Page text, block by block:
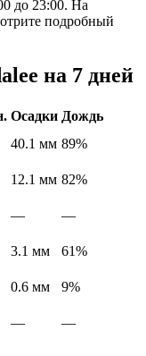
до 23:00. На
подробный
на 7 дней
Осадки Дождь
40.1 мм 89%
12.1 мм 82%
—
—
3.1 мм
61%
0.6 мм
9%
— —